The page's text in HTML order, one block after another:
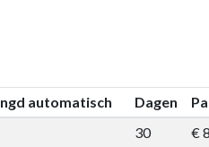
automatisch Dagen
30 €